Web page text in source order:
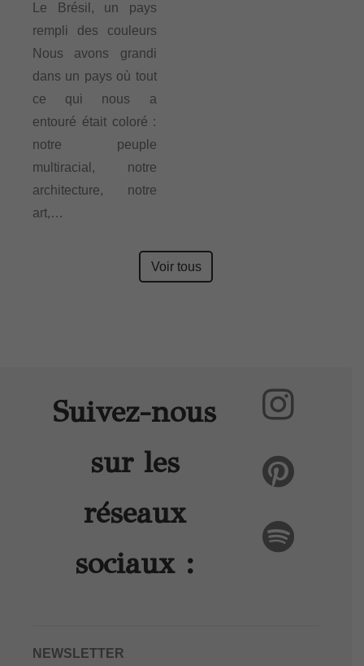
Le Brésil, un pays
rempli des couleurs
Nous avons grandi
dans un pays où tout
ce qui nous a
entouré était coloré :
notre peuple
multiracial, notre
architecture, notre
art,…
Voir tous
Suivez-nous
sur les
réseaux
sociaux :
NEWSLETTER